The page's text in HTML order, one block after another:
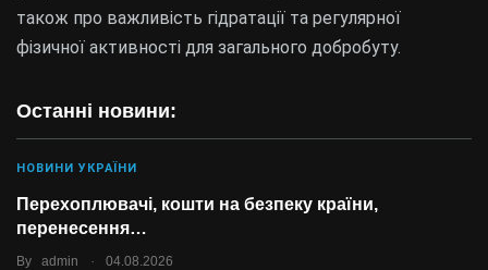
Останні новини:
НОВИНИ УКРАЇНИ
Перехоплювачі, кошти на безпеку країни,
перенесення…
By admin . 04.08.2026
також про важливість гідратації та регулярної
фізичної активності для загального добробуту.